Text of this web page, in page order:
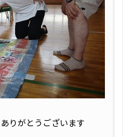
りがとうございます